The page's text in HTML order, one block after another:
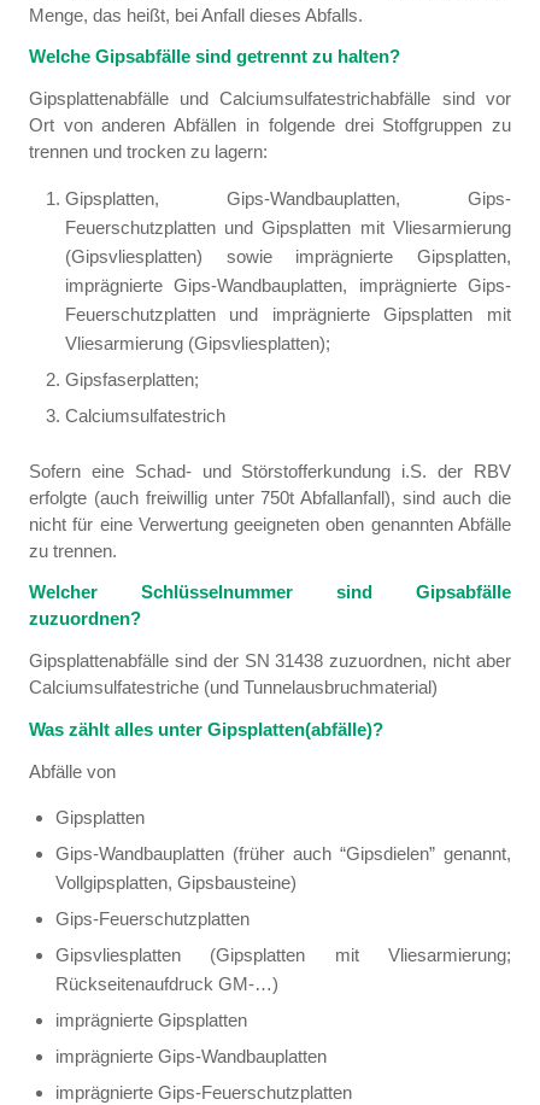
Menge, das heißt, bei Anfall dieses Abfalls.
Welche Gipsabfälle sind getrennt zu halten?
Gipsplattenabfälle und Calciumsulfatestrichabfälle sind vor
Ort von anderen Abfällen in folgende drei Stoffgruppen zu
trennen und trocken zu lagern:
Gipsplatten, Gips-Wandbauplatten, Gips-
Feuerschutzplatten und Gipsplatten mit Vliesarmierung
(Gipsvliesplatten) sowie imprägnierte Gipsplatten,
imprägnierte Gips-Wandbauplatten, imprägnierte Gips-
Feuerschutzplatten und imprägnierte Gipsplatten mit
Vliesarmierung (Gipsvliesplatten);
Gipsfaserplatten;
Calciumsulfatestrich
Sofern eine Schad- und Störstofferkundung i.S. der RBV
erfolgte (auch freiwillig unter 750t Abfallanfall), sind auch die
nicht für eine Verwertung geeigneten oben genannten Abfälle
zu trennen.
Welcher Schlüsselnummer sind Gipsabfälle
zuzuordnen?
Gipsplattenabfälle sind der SN 31438 zuzuordnen, nicht aber
Calciumsulfatestriche (und Tunnelausbruchmaterial)
Was zählt alles unter Gipsplatten(abfälle)?
Abfälle von
Gipsplatten
Gips-Wandbauplatten (früher auch “Gipsdielen” genannt,
Vollgipsplatten, Gipsbausteine)
Gips-Feuerschutzplatten
Gipsvliesplatten (Gipsplatten mit Vliesarmierung;
Rückseitenaufdruck GM-…)
imprägnierte Gipsplatten
imprägnierte Gips-Wandbauplatten
imprägnierte Gips-Feuerschutzplatten